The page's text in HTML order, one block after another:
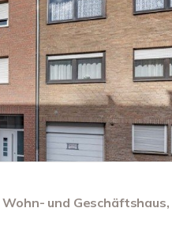
und Geschäftshaus,